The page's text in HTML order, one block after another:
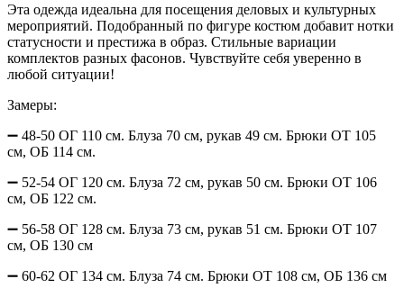
Эта одежда идеальна для посещения деловых и культурных
мероприятий. Подобранный по фигуре костюм добавит нотки
статусности и престижа в образ. Стильные вариации
комплектов разных фасонов. Чувствуйте себя уверенно в
любой ситуации!
Замеры:
➖ 48-50 ОГ 110 см. Блуза 70 см, рукав 49 см. Брюки ОТ 105
см, ОБ 114 см.
➖ 52-54 ОГ 120 см. Блуза 72 см, рукав 50 см. Брюки ОТ 106
см, ОБ 122 см.
➖ 56-58 ОГ 128 см. Блуза 73 см, рукав 51 см. Брюки ОТ 107
см, ОБ 130 см
➖ 60-62 ОГ 134 см. Блуза 74 см. Брюки ОТ 108 см, ОБ 136 см